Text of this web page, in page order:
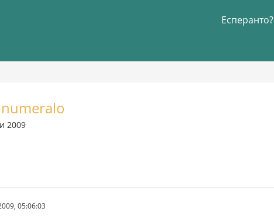
Есперанто?
2009
05:06:03